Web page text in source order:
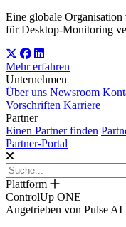
Eine globale
für Desktop-Monitoring
Mehr erfahren
Unternehmen
Über uns Newsroom
Vorschriften Karriere
Partner
Einen Partner finden
Partner-Portal
Plattform
ControlUp ONE
Angetrieben von Pulse AI